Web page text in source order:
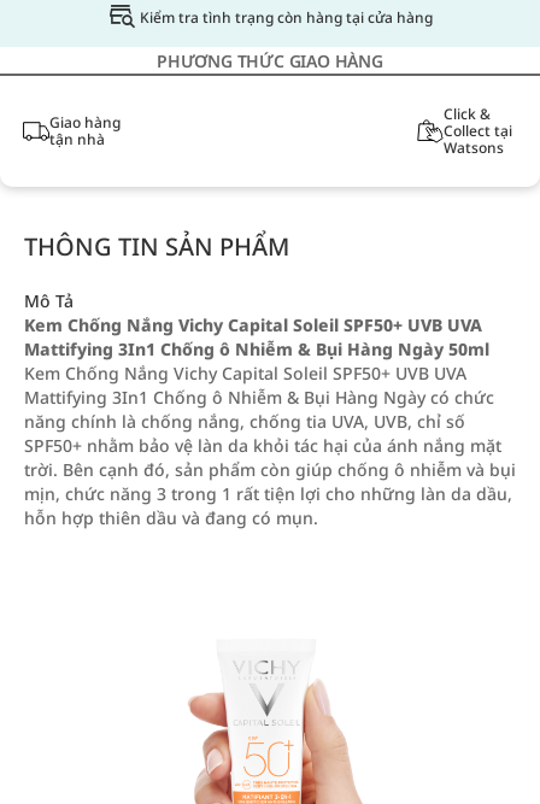
Kiểm tra tình trạng còn hàng tại cửa hàng
PHƯƠNG THỨC GIAO HÀNG
Giao hàng
tận nhà
Click &
Collect tại
Watsons
THÔNG TIN SẢN PHẨM
Mô Tả
Kem Chống Nắng Vichy Capital Soleil SPF50+ UVB UVA
Mattifying 3In1 Chống ô Nhiễm & Bụi Hàng Ngày 50ml
Kem Chống Nắng Vichy Capital Soleil SPF50+ UVB UVA
Mattifying 3In1 Chống ô Nhiễm & Bụi Hàng Ngày có chức
năng chính là chống nắng, chống tia UVA, UVB, chỉ số
SPF50+ nhằm bảo vệ làn da khỏi tác hại của ánh nắng mặt
trời. Bên cạnh đó, sản phẩm còn giúp chống ô nhiễm và bụi
mịn, chức năng 3 trong 1 rất tiện lợi cho những làn da dầu,
hỗn hợp thiên dầu và đang có mụn.